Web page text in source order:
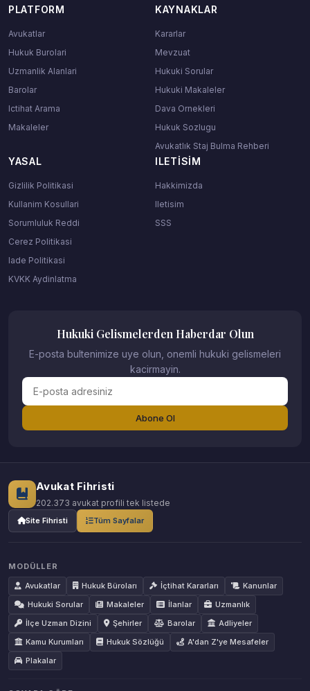
PLATFORM
Avukatlar
Hukuk Burolari
Uzmanlik Alanlari
Barolar
Ictihat Arama
Makaleler
KAYNAKLAR
Kararlar
Mevzuat
Hukuki Sorular
Hukuki Makaleler
Dava Ornekleri
Hukuk Sozlugu
Avukatlık Staj Bulma Rehberi
YASAL
Gizlilik Politikasi
Kullanim Kosullari
Sorumluluk Reddi
Cerez Politikasi
Iade Politikasi
KVKK Aydinlatma
ILETISIM
Hakkimizda
Iletisim
SSS
Hukuki Gelismelerden Haberdar Olun
E-posta bultenimize uye olun, onemli hukuki gelismeleri
kacirmayin.
Abone Ol
Avukat Fihristi
202.373 avukat profili tek listede
Site Fihristi Tüm Sayfalar
MODÜLLER
Avukatlar
Hukuk Büroları İçtihat Kararları
Kanunlar
Hukuki Sorular
Makaleler İlanlar
Uzmanlık
İlçe Uzman Dizini
Şehirler Barolar
Adliyeler
Kamu Kurumları
Hukuk Sözlüğü
A'dan Z'ye Mesafeler
Plakalar